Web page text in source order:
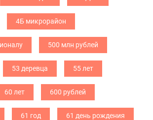
4Б микрорайон
500 млн рублей
53 деревца 55 лет
60 лет 600 рублей
61 год 61 день рождения